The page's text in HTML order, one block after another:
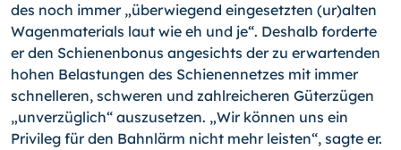
des noch immer „überwiegend eingesetzten (ur)alten
Wagenmaterials laut wie eh und je“. Deshalb forderte
er den Schienenbonus angesichts der zu erwartenden
hohen Belastungen des Schienen­netzes mit immer
schnelleren, schweren und zahlreicheren Güterzügen
„unverzüglich“ auszusetzen. „Wir können uns ein
Privileg für den Bahnlärm nicht mehr leisten“, sagte er.